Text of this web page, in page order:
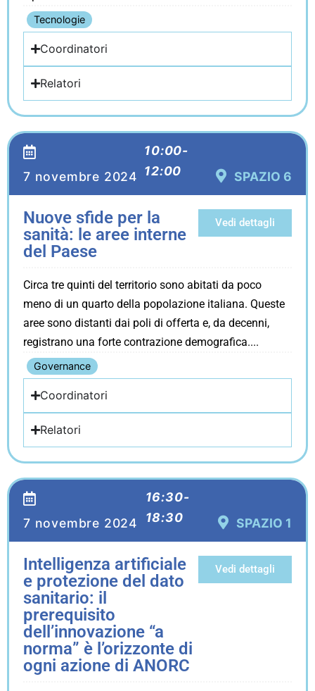
Tecnologie
Coordinatori
Relatori
7 novembre 2024
10:00-
12:00
SPAZIO 6
Nuove sfide per la
sanità: le aree interne
del Paese
Vedi dettagli
Circa tre quinti del territorio sono abitati da poco
meno di un quarto della popolazione italiana. Queste
aree sono distanti dai poli di offerta e, da decenni,
registrano una forte contrazione demografica.
Governance
Coordinatori
Relatori
7 novembre 2024
16:30-
18:30
SPAZIO 1
Intelligenza artificiale
e protezione del dato
sanitario: il
prerequisito
dell’innovazione “a
norma” è l’orizzonte di
ogni azione di ANORC
Vedi dettagli